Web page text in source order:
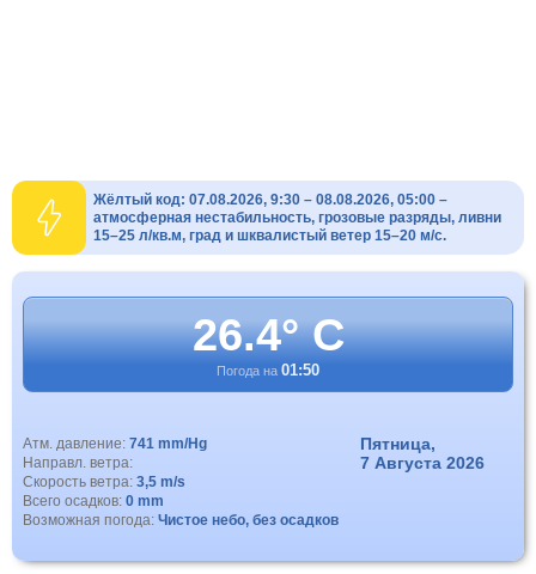
Жёлтый код: 07.08.2026, 9:30 – 08.08.2026, 05:00 –
атмосферная нестабильность, грозовые разряды, ливни
15–25 л/кв.м, град и шквалистый ветер 15–20 м/с.
26.4° C
Погода на 01:50
Атм. давление: 741 mm/Hg
Направл. ветра:
Скорость ветра: 3,5 m/s
Всего осадков: 0 mm
Возможная погода: Чистое небо, без осадков
Пятница,
7 Августа 2026